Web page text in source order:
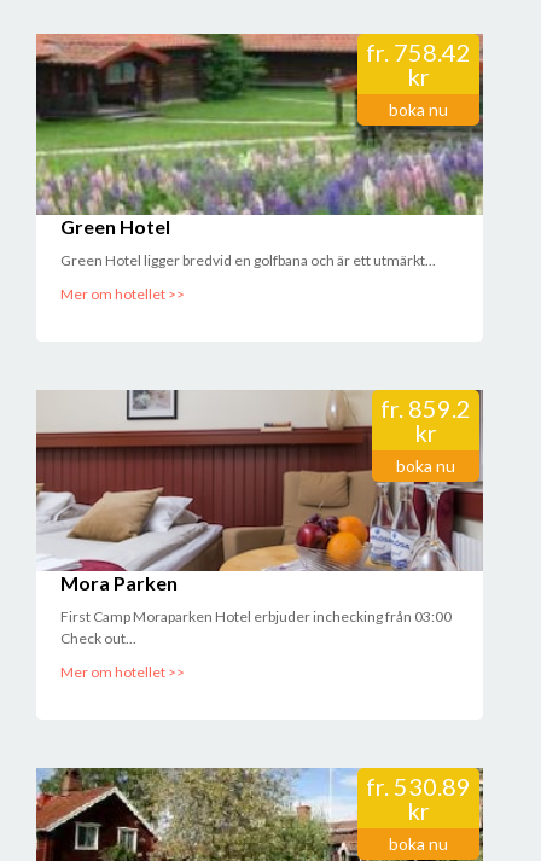
fr. 758.42
kr
boka nu
Green Hotel
Green Hotel ligger bredvid en golfbana och är ett utmärkt...
Mer om hotellet >>
fr. 859.2
kr
boka nu
Mora Parken
First Camp Moraparken Hotel erbjuder inchecking från 03:00
Check out...
Mer om hotellet >>
fr.530.89
kr
boka nu